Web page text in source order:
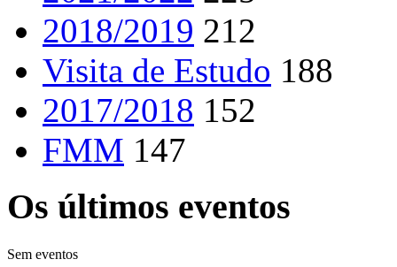
2018/2019 212
Visita de Estudo 188
2017/2018 152
FMM 147
Os últimos eventos
Sem eventos